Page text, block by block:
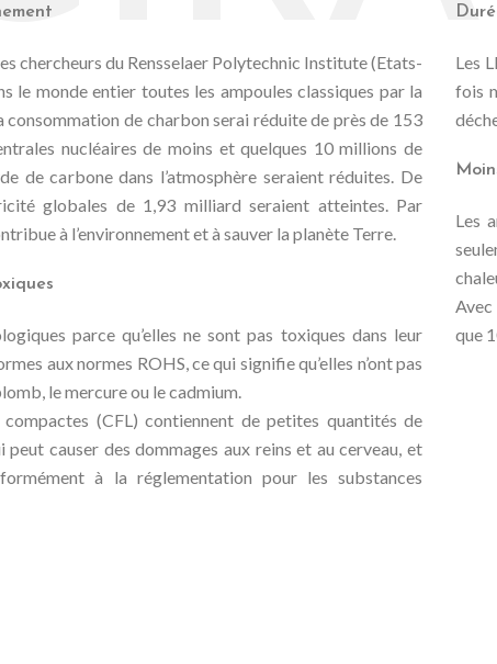
chercheurs du Rensselaer Polytechnic Institute (Etats-
le monde entier toutes les ampoules classiques par la
consommation de charbon serai réduite de près de 153
nucléaires de moins et quelques 10 millions de
de carbone dans l’atmosphère seraient réduites. De
globales de 1,93 milliard seraient atteintes. Par
à l’environnement et à sauver la planète Terre.
parce qu’elles ne sont pas toxiques dans leur
aux normes ROHS, ce qui signifie qu’elles n’ont pas
le mercure ou le cadmium.
compactes (CFL) contiennent de petites quantités de
peut causer des dommages aux reins et au cerveau, et
à la réglementation pour les substances
Les
fois
Les
Avec
que